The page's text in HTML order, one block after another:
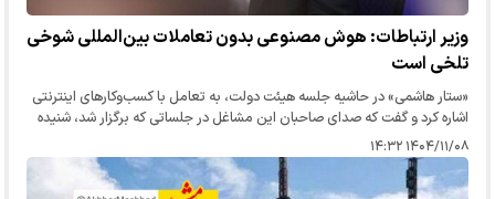
وزیر ارتباطات: هوش مصنوعی بدون تعاملات بین‌المللی شوخی
تلخی است
«ستار هاشمی» در حاشیه جلسه هیئت دولت، به تعامل با کسب‌وکار‌های اینترنتی
اشاره کرد و گفت که صدای صاحبان این مشاغل در جلساتی که برگزار شد، شنیده
شده است.
۱۴۰۴/۱۱/۰۸ ۱۴:۳۲